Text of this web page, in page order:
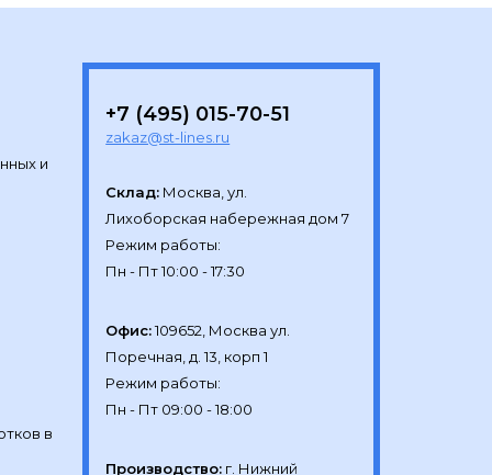
и
+7 (495) 015-70-51
zakaz@st-lines.ru
Склад: Москва, ул.
Лихоборская набережная дом 7
Режим работы:
Офис: 109652, Москва ул.
Поречная, д. 13, корп 1
Режим работы:
Производство: г. Нижний
в